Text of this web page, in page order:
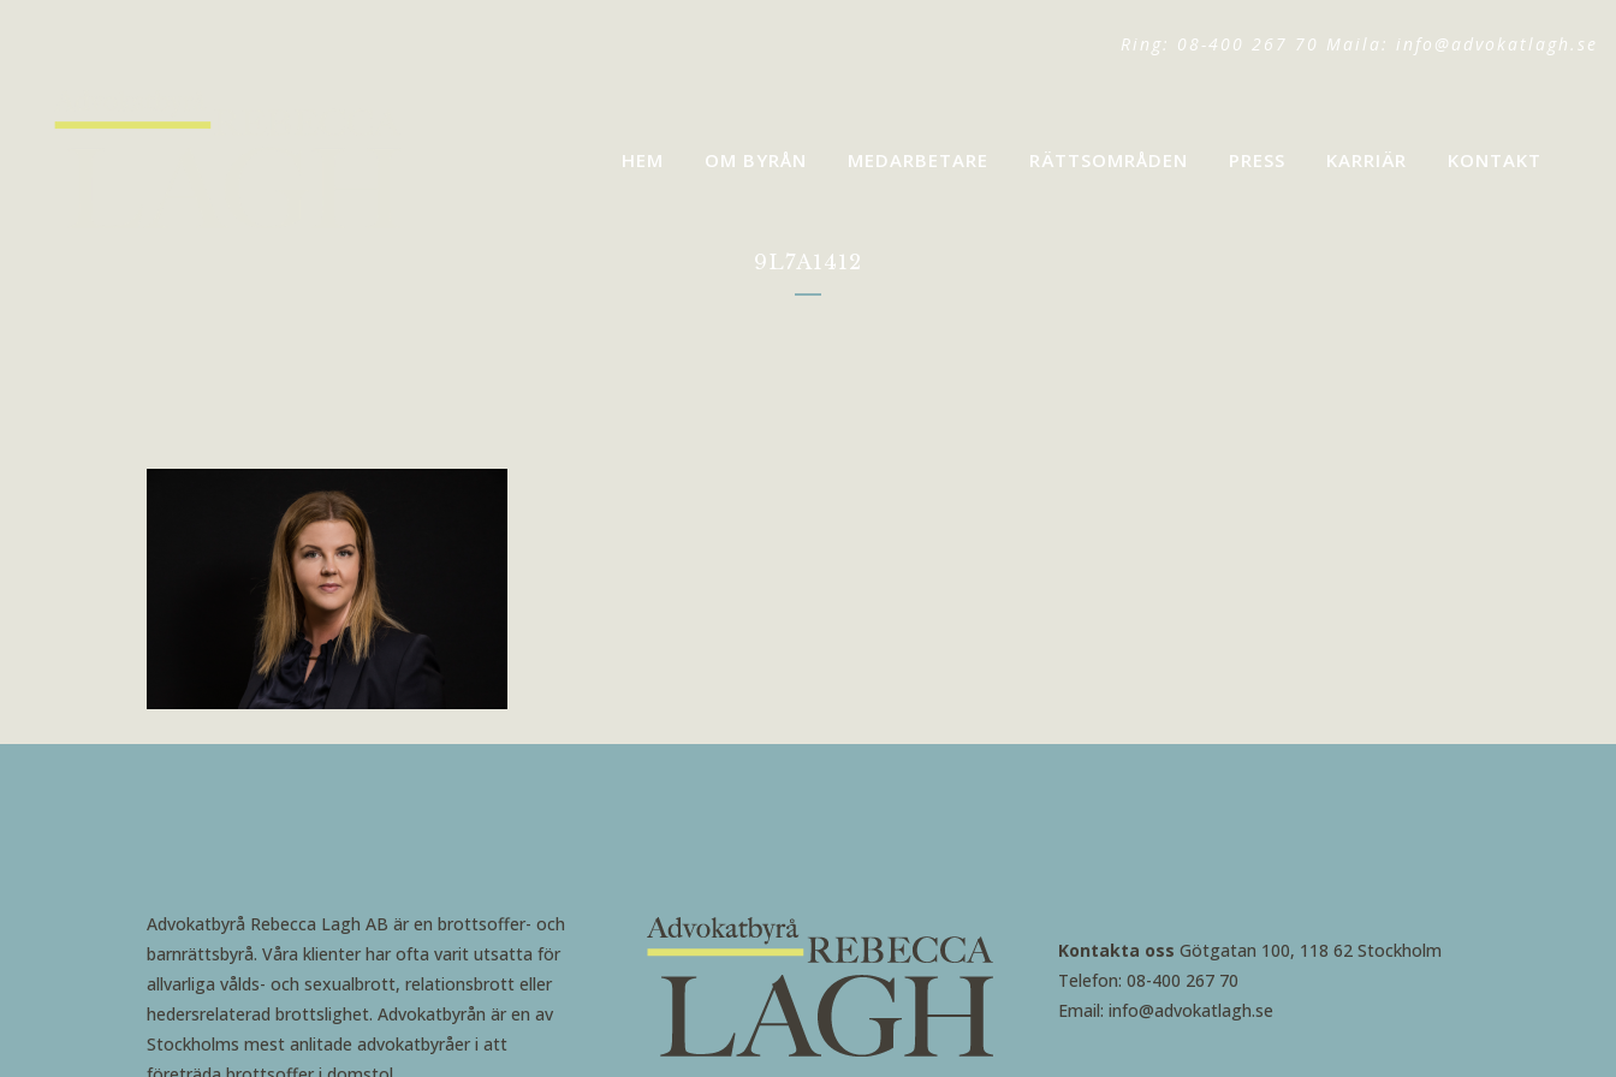
Ring: 08-400 267 70 Maila: info@advokatlagh.se
HEM OM BYRÅN MEDARBETARE RÄTTSOMRÅDEN PRESS KARRIÄR KONTAKT
9L7A1412
Advokatbyrå Rebecca Lagh AB är en brottsoffer- och
barnrättsbyrå. Våra klienter har ofta varit utsatta för
allvarliga vålds- och sexualbrott, relationsbrott eller
hedersrelaterad brottslighet. Advokatbyrån är en av
Stockholms mest anlitade advokatbyråer i att
Kontakta oss Götgatan 100, 118 62 Stockholm
Telefon: 08-400 267 70
Email: info@advokatlagh.se